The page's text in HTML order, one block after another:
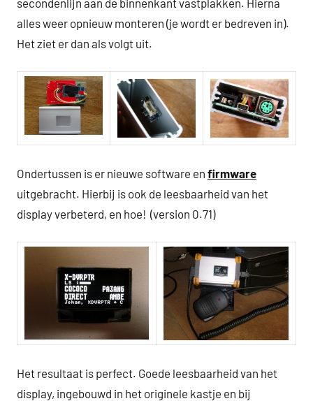
alles weer opnieuw monteren (je wordt er bedreven in).
Het ziet er dan als volgt uit.
Ondertussen is er nieuwe software en firmware
uitgebracht. Hierbij is ook de leesbaarheid van het
display verbeterd, en hoe! (version 0.71)
Het resultaat is perfect. Goede leesbaarheid van het
display, ingebouwd in het originele kastje en bij